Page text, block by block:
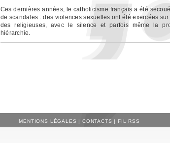
Ces dernières années, le catholicisme français a été
de scandales : des violences sexuelles ont été exercées
des religieuses, avec le silence et parfois même la
hiérarchie.
MENTIONS LÉGALES | CONTACTS | FIL RSS